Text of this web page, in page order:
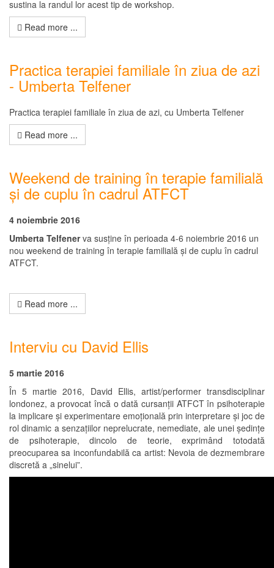
sustina la randul lor acest tip de workshop.
Read more ...
Practica terapiei familiale în ziua de azi
- Umberta Telfener
Practica terapiei familiale în ziua de azi, cu Umberta Telfener
Read more ...
Weekend de training în terapie familială
și de cuplu în cadrul ATFCT
4 noiembrie 2016
Umberta Telfenerva susține în perioada 4-6 noiembrie 2016 un
nou weekend de training în terapie familială și de cuplu în cadrul
ATFCT.
Read more ...
Interviu cu David Ellis
5 martie 2016
În 5 martie 2016, David Ellis, artist/performer transdisciplinar
londonez, a provocat încă o dată cursanții ATFCT în psihoterapie
la implicare și experimentare emoțională prin interpretare și joc de
rol dinamic a senzațiilor neprelucrate, nemediate, ale unei ședințe
de psihoterapie, dincolo de teorie, exprimând totodată
preocuparea sa inconfundabilă ca artist: Nevoia de dezmembrare
discretă a „sinelui”.